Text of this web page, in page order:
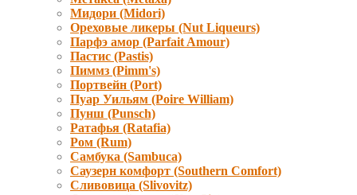
Мидори (Мidori)
Ореховые ликеры (Nut Liqueurs)
Парфэ амор (Parfait Amour)
Пастис (Pastis)
Пиммз (Pimm's)
Портвейн (Port)
Пуар Уильям (Poire William)
Пунш (Punsch)
Ратафья (Ratafia)
Ром (Rum)
Самбука (Sambuca)
Саузерн комфорт (Southern Comfort)
Сливовица (Slivovitz)